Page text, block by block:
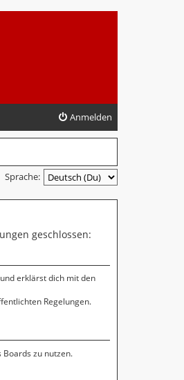
Anmelden
Sprache:
geschlossen:
erklärst dich mit den
Regelungen.
zu nutzen.